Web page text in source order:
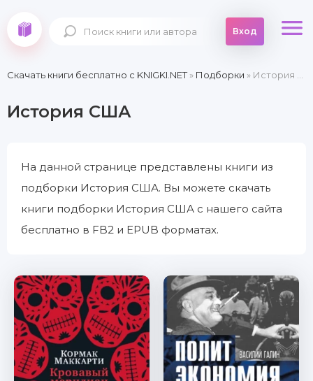
Вход
Скачать книги бесплатно c KNIGKI.NET» Подборки » История США
История США
На данной странице представлены книги из
подборки История США. Вы можете скачать
книги подборки История США с нашего сайта
бесплатно в FB2 и EPUB форматах.